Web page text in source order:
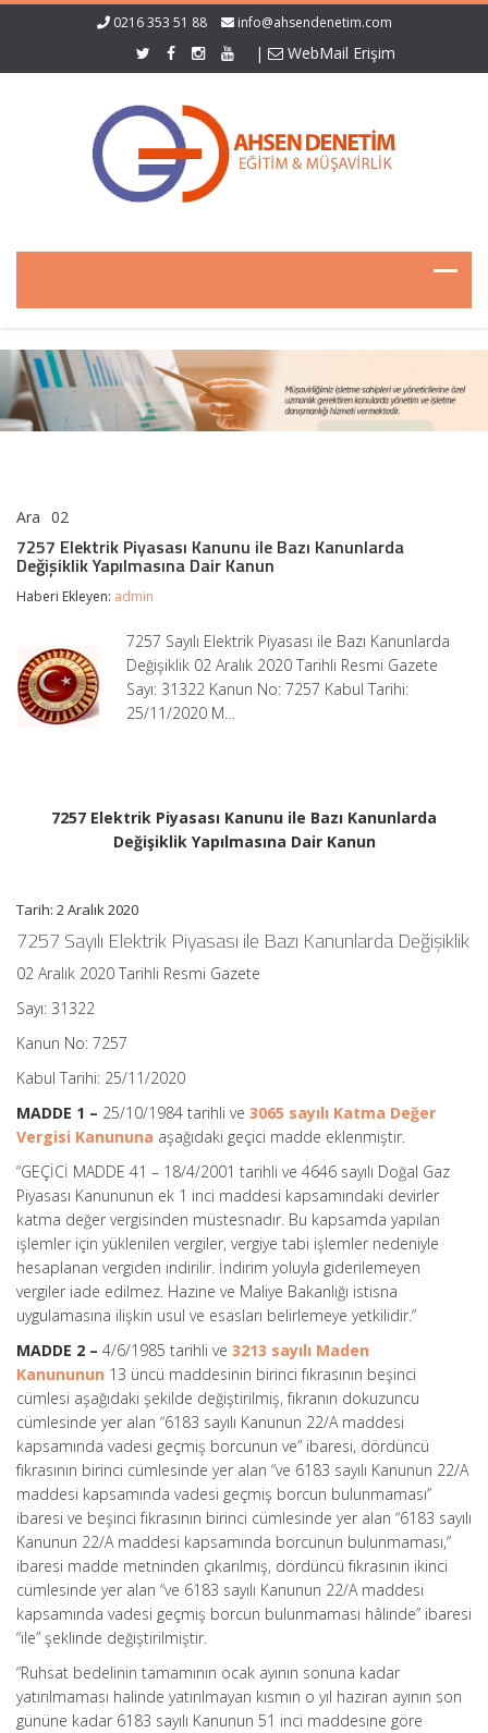
0216 353 51 88 info@ahsendenetim.com
| WebMail Erişim
Ara 02
Piyasası
Kanunu
ile
Değişiklik
Yapılmasına
Dair
Kanun
için
7257 Elektrik Piyasası Kanunu ile Bazı Kanunlarda
Değişiklik Yapılmasına Dair Kanun
Haberi Ekleyen: admin
7257 Sayılı Elektrik Piyasası ile Bazı Kanunlarda
Değişiklik 02 Aralık 2020 Tarihli Resmi Gazete
Sayı: 31322 Kanun No: 7257 Kabul Tarihi:
25/11/2020 M…
7257 Elektrik Piyasası Kanunu ile Bazı Kanunlarda
Değişiklik Yapılmasına Dair Kanun
Tarih: 2 Aralık 2020
7257 Sayılı Elektrik Piyasası ile Bazı Kanunlarda Değişiklik
02 Aralık 2020 Tarihli Resmi Gazete
Sayı: 31322
Kanun No: 7257
Kabul Tarihi: 25/11/2020
MADDE 1 – 25/10/1984 tarihli ve 3065 sayılı Katma Değer
Vergisi Kanununa aşağıdaki geçici madde eklenmiştir.
“GEÇİCİ MADDE 41 – 18/4/2001 tarihli ve 4646 sayılı Doğal Gaz
Piyasası Kanununun ek 1 inci maddesi kapsamındaki devirler
katma değer vergisinden müstesnadır. Bu kapsamda yapılan
işlemler için yüklenilen vergiler, vergiye tabi işlemler nedeniyle
hesaplanan vergiden indirilir. İndirim yoluyla giderilemeyen
vergiler iade edilmez. Hazine ve Maliye Bakanlığı istisna
uygulamasına ilişkin usul ve esasları belirlemeye yetkilidir.”
MADDE 2 – 4/6/1985 tarihli ve 3213 sayılı Maden
Kanununun 13 üncü maddesinin birinci fıkrasının beşinci
cümlesi aşağıdaki şekilde değiştirilmiş, fıkranın dokuzuncu
cümlesinde yer alan “6183 sayılı Kanunun 22/A maddesi
kapsamında vadesi geçmiş borcunun ve” ibaresi, dördüncü
fıkrasının birinci cümlesinde yer alan “ve 6183 sayılı Kanunun 22/A
maddesi kapsamında vadesi geçmiş borcun bulunmaması”
ibaresi ve beşinci fıkrasının birinci cümlesinde yer alan “6183 sayılı
Kanunun 22/A maddesi kapsamında borcunun bulunmaması,”
ibaresi madde metninden çıkarılmış, dördüncü fıkrasının ikinci
cümlesinde yer alan “ve 6183 sayılı Kanunun 22/A maddesi
kapsamında vadesi geçmiş borcun bulunmaması hâlinde” ibaresi
“ile” şeklinde değiştirilmiştir.
“Ruhsat bedelinin tamamının ocak ayının sonuna kadar
yatırılmaması halinde yatırılmayan kısmın o yıl haziran ayının son
gününe kadar 6183 sayılı Kanunun 51 inci maddesine göre